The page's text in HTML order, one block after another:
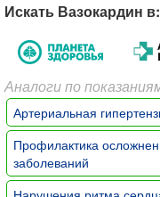
Искать Вазокардин в:
Аналоги по
Артериальная
Профилактика
заболеваний